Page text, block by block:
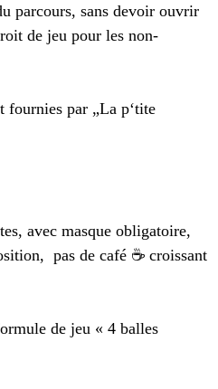
parcours, sans devoir ouvrir
de jeu pour les non-
fournies par „La p‘tite
avec masque obligatoire,
pas de café ☕️ croissant
de jeu « 4 balles